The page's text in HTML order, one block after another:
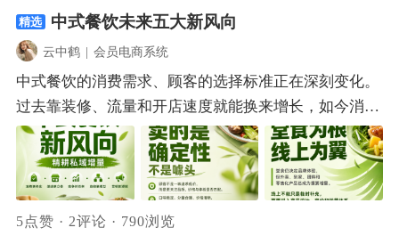
品需基于CRMEB商城页面DIY规范制作，至少包含首
页、分类页、商品详情页、个人中心4个页面。提交截
止时间为8月20日24:00，请务必在此时间前完成提交！
❎ 严禁刷票：严禁使用脚本、外挂、批量注册等任何形
式的违规刷票。一经核实，剔除异常票数，情节严重者
取消参赛资格。完整活动规则，详见活动页面~大赛交
流群已开放️进群提前获取详细参赛指南，群内还有官方
工作人员在线答疑；早做准备，快人一步！千店千面，
奖，等你来赢！主题广场：
况具体处理。未使用的订单，用户可以发起退款，即便
过了有效期也能退；已使用但未用完的，由商家根据剩
余价值主动发起退款，保障双方权益。 二、商家商品分
类管控 平台可以指定商家可使用的商品分类和商品类
型：1. 商户/店铺入驻申请时，申请表单增加“平台商品
分类选择（数量限制可配置）、商品类型选择”等字
段，商户自由选择经营类目，平台严格把关。2. 商户管
理的店铺，自动继承所在商户的分类和类型。3. 平台端
新增或编辑商户/店铺时，同样需要寻找设置“商品分
转化，分享可绑定分销，结束自动生成复盘统计。2、
会员画像管理：新增画像、风险会员标签，移动端支持
添加用户、充值及维护服务记录，全门店同步，实现精
细化管理。 多商户系统（PHP）v4.21、平台配送：平
入驻审核、移动端接单提现、独立订单管理。2、店铺
会员：商家搭建自有会员体系，自定义等级权益与购物
金储值，沉淀私域资产。3、咨询商品：新增"价格面
议"商品类型，用户咨询客服商定价格后成交，适配定
快，服务器资源消耗低。✅ 30+功能深度打磨：围绕技
术团队高频需求与业务交付场景，对30多项功能进行了
深度打磨，覆盖开发、运营、交付多场景。连锁多门店
系统 v4.1✅ 组合支付：余额/微信/支付宝/现金自由组合
支付，客户下单支付更灵活。✅ 门店移动端代客下单：
随时随地为顾客完成选品、加购、核销、收款全流程，
让成交随时随地达成。✅ 移动端发布商品：门店中心移
动端增加发布商品功能，可直接发布普通及次卡商品。
多商户系统（Java）v2.3✅ 多商户+多店铺模式：一个
精选 中式餐饮未来五大新风向
云中鹤 | 会员电商系统
中式餐饮的消费需求、顾客的选择标准正在深刻变化。
过去靠装修、流量和开店速度就能换来增长，如今消费
者更理性，竞争已从"谁开得快"转向"谁的产品更稳、效
率更高、模型更扎实"。看清风向，才能选对增长路
径。【风向一 · 消费更务实｜卖的是确定性，不是噱
体验是否匹配。口味稳定、分量合理、价格清晰、值得
5点赞 · 2评论 · 790浏览